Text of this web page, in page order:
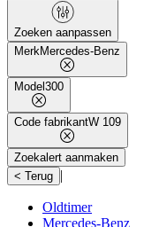
Zoeken aanpassen
MerkMercedes-Benz
Model300
Code fabrikantW 109
Zoekalert aanmaken
< Terug |
Oldtimer
Mercedes-Benz